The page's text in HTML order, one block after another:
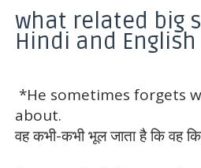
what related big
Hindi and English
*He sometimes forgets
about.
वह कभी-कभी भूल जाता है कि वह